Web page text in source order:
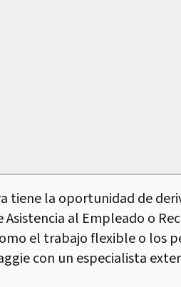
la oportunidad de
al Empleado o
el trabajo flexible o los
con un especialista